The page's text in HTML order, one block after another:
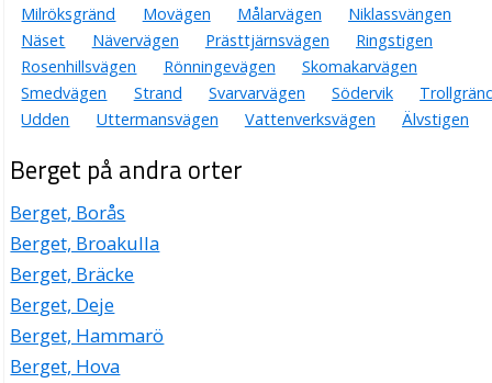
Milröksgränd
Movägen Målarvägen
Niklassvängen
Näset
Nävervägen Prästtjärnsvägen
Ringstigen
Rosenhillsvägen
Rönningevägen
Skomakarvägen
Smedvägen
Strand Svarvarvägen Södervik
Udden
Uttermansvägen Vattenverksvägen Älvstigen
Berget på andra orter
Berget, Borås
Berget, Broakulla
Berget, Bräcke
Berget, Deje
Berget, Hammarö
Berget, Hova